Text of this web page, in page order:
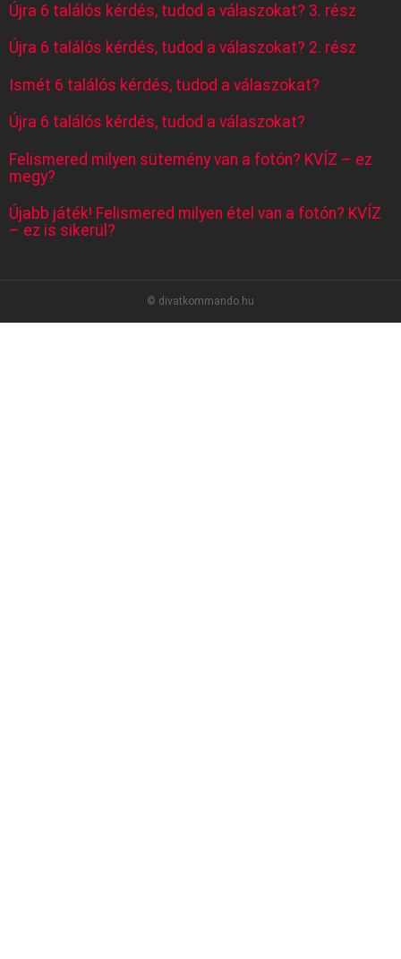
Újra 6 találós kérdés, tudod a válaszokat? 3. rész
Újra 6 találós kérdés, tudod a válaszokat? 2. rész
Ismét 6 találós kérdés, tudod a válaszokat?
Újra 6 találós kérdés, tudod a válaszokat?
Felismered milyen sütemény van a fotón? KVÍZ – ez
megy?
Újabb játék! Felismered milyen étel van a fotón? KVÍZ
– ez is sikerül?
© divatkommando.hu